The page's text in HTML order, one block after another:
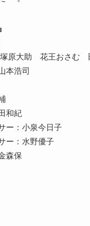
原大助 花王おさむ
本浩司
和紀
ー：小泉今日子
ー：水野優子
森保